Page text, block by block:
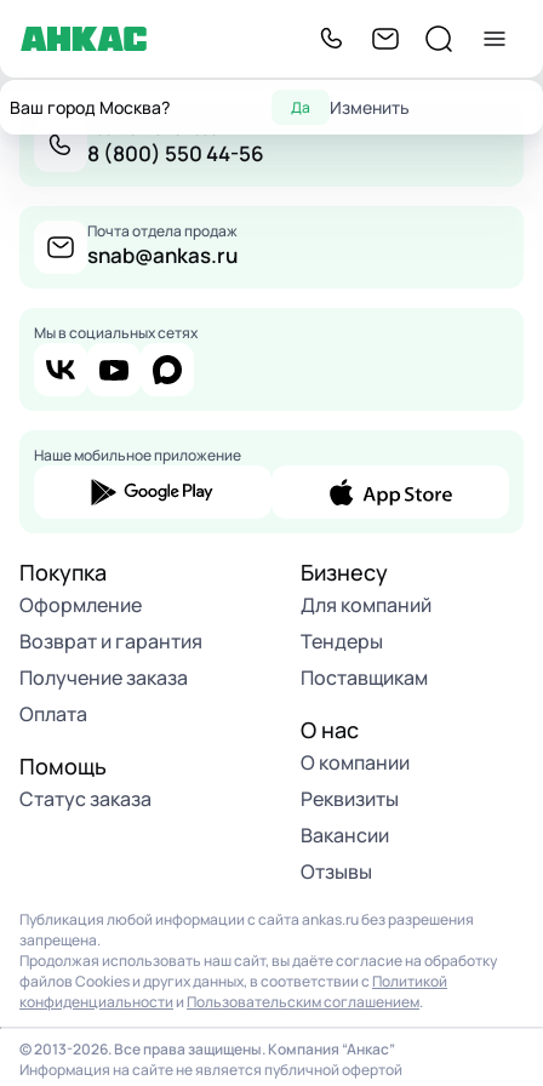
Ваш город Москва? Да Изменить
8 (800) 550 44-56
Почта отдела продаж
snab@ankas.ru
Мы в социальных сетях
Наше мобильное приложение
Покупка
Оформление
Возврат и гарантия
Получение заказа
Оплата
Помощь
Статус заказа
Бизнесу
Для компаний
Тендеры
Поставщикам
О нас
О компании
Реквизиты
Вакансии
Отзывы
Публикация любой информации с сайта ankas.ru без разрешения
запрещена.
Продолжая использовать наш сайт, вы даёте согласие на обработку
файлов Cookies и других данных, в соответствии с Политикой
конфиденциальности и Пользовательским соглашением.
© 2013-2026. Все права защищены. Компания “Анкас”
Информация на сайте не является публичной офертой